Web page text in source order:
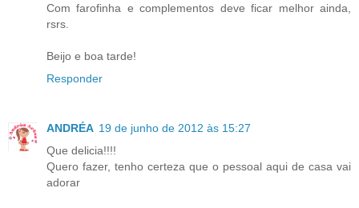
Com farofinha e complementos deve ficar melhor ainda,
rsrs.
Beijo e boa tarde!
Responder
ANDRÉA 19 de junho de 2012 às 15:27
Que delicia!!!!
Quero fazer, tenho certeza que o pessoal aqui de casa vai
adorar